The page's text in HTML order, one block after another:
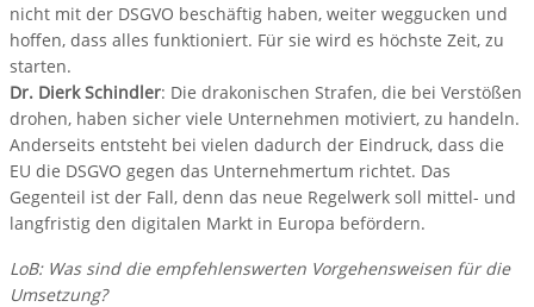
nicht mit der DSGVO beschäftig haben, weiter weggucken und
hoffen, dass alles funktioniert. Für sie wird es höchste Zeit, zu
starten.
Dr. Dierk Schindler: Die drakonischen Strafen, die bei Verstößen
drohen, haben sicher viele Unternehmen motiviert, zu handeln.
Anderseits entsteht bei vielen dadurch der Eindruck, dass die
EU die DSGVO gegen das Unternehmertum richtet. Das
Gegenteil ist der Fall, denn das neue Regelwerk soll mittel- und
langfristig den digitalen Markt in Europa befördern.
LoB: Was sind die empfehlenswerten Vorgehensweisen für die
Umsetzung?